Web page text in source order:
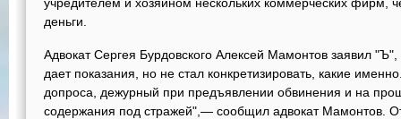
деньги.
Адвокат Сергея Бурдовского Алексей Мамонтов заявил
дает показания, но не стал конкретизировать, какие
допроса, дежурный при предъявлении обвинения и на
содержания под стражей",— сообщил адвокат Мамонтов.